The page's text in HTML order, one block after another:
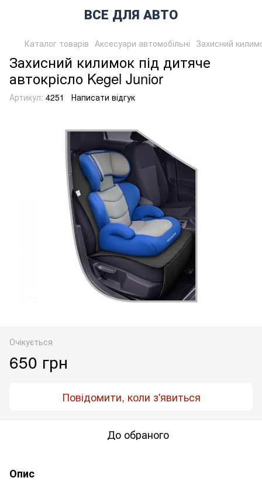
ВСЕ ДЛЯ АВТО
Каталог товарів Аксесуари автомобільні Захисний
Захисний килимок під дитяче
автокрісло Kegel Junior
Артикул: 4251 Написати відгук
Очікується
650 грн
Повідомити, коли з'явиться
До обраного
Опис